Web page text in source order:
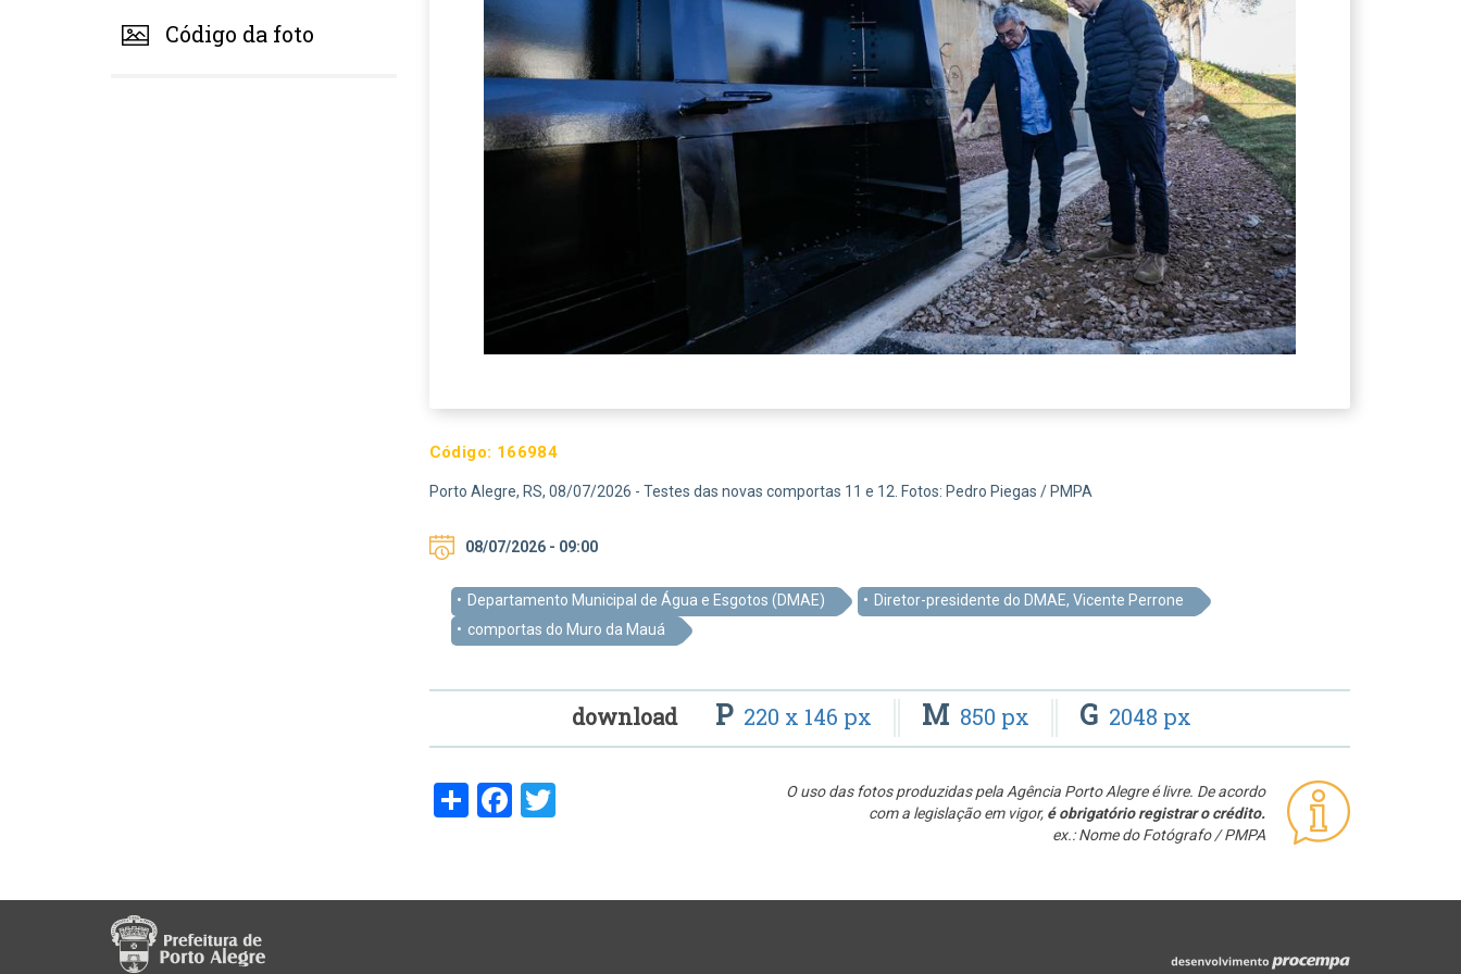
Código da foto
Código: 166984
Porto Alegre, RS, 08/07/2026 - Testes das novas comportas 11 e 12. Fotos: Pedro Piegas / PMPA
08/07/2026 - 09:00
Departamento Municipal de Água e Esgotos (DMAE)
Diretor-presidente do DMAE, Vicente Perrone
comportas do Muro da Mauá
download P 220 x 146 px M 850 px G 2048 px
O uso das fotos produzidas pela Agência Porto Alegre é livre. De acordo
com a legislação em vigor, é obrigatório registrar o crédito.
ex.: Nome do Fotógrafo / PMPA
ShareFacebook
Twitter